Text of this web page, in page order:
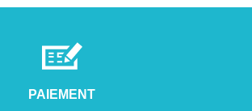
PAIEMENT